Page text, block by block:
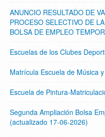
ANUNCIO RESULTADO DE
PROCESO SELECTIVO DE
BOLSA DE EMPLEO
Escuelas de los Clubes
Matrícula Escuela de Música
Escuela de Pintura-
Segunda Ampliación Bolsa
(actualizado 17-06-2026)